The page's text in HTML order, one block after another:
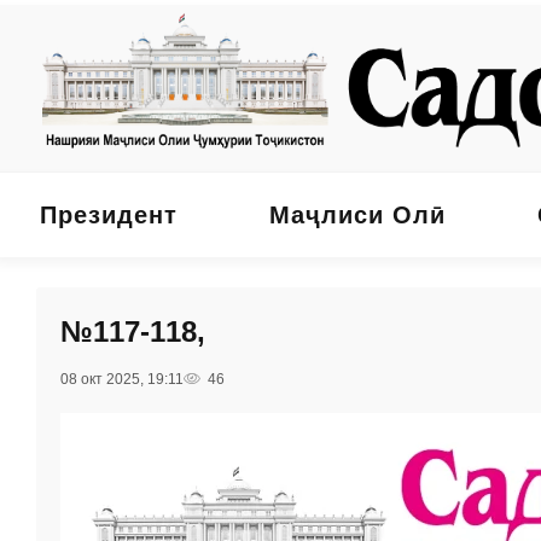
Президент Маҷлиси Олӣ
№117-118,
08 окт 2025, 19:11 46